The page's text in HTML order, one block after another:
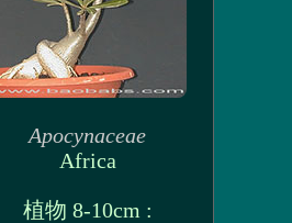
Apocynaceae
Africa
植物 8-10cm :